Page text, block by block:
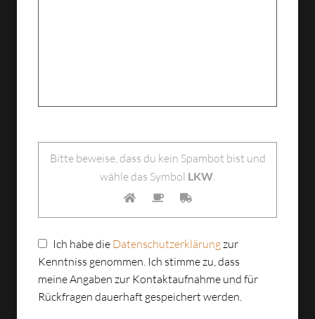
Bitte lasse dieses Feld leer.
Bitte beweise, dass du kein Spambot bist und
wähle das Symbol LKW.
Ich habe die Datenschutzerklärungzur
Kenntniss genommen. Ich stimme zu, dass
meine Angaben zur Kontaktaufnahme und für
Rückfragen dauerhaft gespeichert werden.